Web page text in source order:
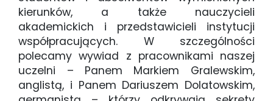
kierunków, a także nauczycieli
akademickich i przedstawicieli instytucji
współpracujących. W szczególności
polecamy wywiad z pracownikami naszej
uczelni – Panem Markiem Gralewskim,
anglistą, i Panem Dariuszem Dolatowskim,